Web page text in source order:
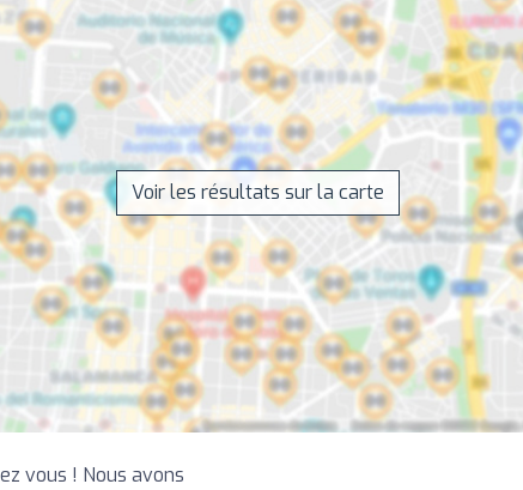
Voir les résultats sur la carte
vous ! Nous avons